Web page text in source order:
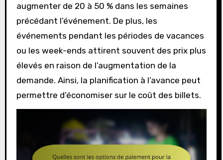
augmenter de 20 à 50 % dans les semaines
précédant l’événement. De plus, les
événements pendant les périodes de vacances
ou les week-ends attirent souvent des prix plus
élevés en raison de l’augmentation de la
demande. Ainsi, la planification à l’avance peut
permettre d’économiser sur le coût des billets.